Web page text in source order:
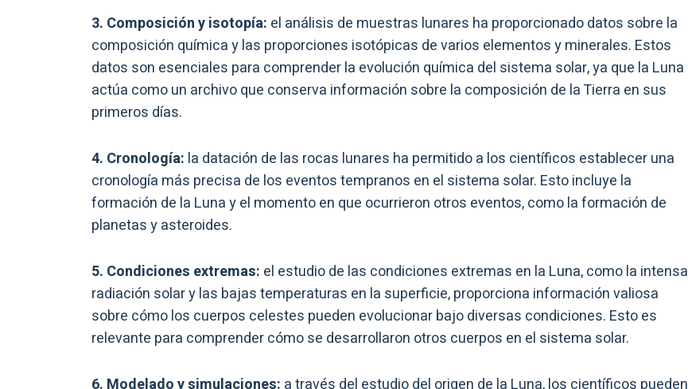
3. Composición y isotopía: el análisis de muestras lunares ha proporcionado datos sobre la
composición química y las proporciones isotópicas de varios elementos y minerales. Estos
datos son esenciales para comprender la evolución química del sistema solar, ya que la Luna
actúa como un archivo que conserva información sobre la composición de la Tierra en sus
primeros días.
4. Cronología: la datación de las rocas lunares ha permitido a los científicos establecer una
cronología más precisa de los eventos tempranos en el sistema solar. Esto incluye la
formación de la Luna y el momento en que ocurrieron otros eventos, como la formación de
planetas y asteroides.
5. Condiciones extremas: el estudio de las condiciones extremas en la Luna, como la intensa
radiación solar y las bajas temperaturas en la superficie, proporciona información valiosa
sobre cómo los cuerpos celestes pueden evolucionar bajo diversas condiciones. Esto es
relevante para comprender cómo se desarrollaron otros cuerpos en el sistema solar.
6. Modelado y simulaciones: a través del estudio del origen de la Luna, los científicos pueden